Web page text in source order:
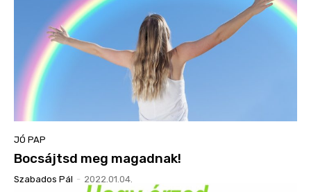
JÓ PAP
Bocsájtsd meg magadnak!
Szabados Pál - 2022.01.04.